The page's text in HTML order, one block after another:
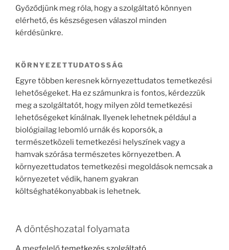
Győződjünk meg róla, hogy a szolgáltató könnyen
elérhető, és készségesen válaszol minden
kérdésünkre.
KÖRNYEZETTUDATOSSÁG
Egyre többen keresnek környezettudatos temetkezési
lehetőségeket. Ha ez számunkra is fontos, kérdezzük
meg a szolgáltatót, hogy milyen zöld temetkezési
lehetőségeket kínálnak. Ilyenek lehetnek például a
biológiailag lebomló urnák és koporsók, a
természetközeli temetkezési helyszínek vagy a
hamvak szórása természetes környezetben. A
környezettudatos temetkezési megoldások nemcsak a
környezetet védik, hanem gyakran
költséghatékonyabbak is lehetnek.
A döntéshozatal folyamata